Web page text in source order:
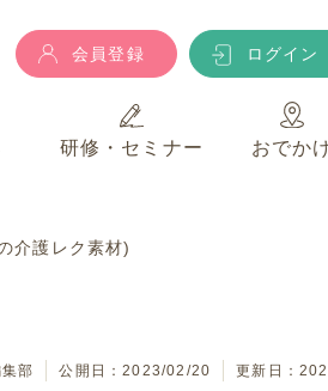
会員登録 ログイン
研修・セミナー おでか
介護レク素材)
部 公開日：2023/02/20 更新日：